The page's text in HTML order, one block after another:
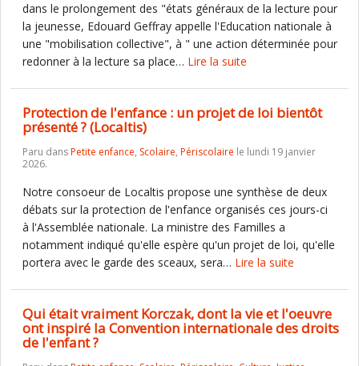
dans le prolongement des "états généraux de la lecture pour
la jeunesse, Edouard Geffray appelle l'Education nationale à
une "mobilisation collective", à " une action déterminée pour
redonner à la lecture sa place… Lire la suite
Protection de l'enfance : un projet de loi bientôt
présenté ? (Localtis)
Paru dansPetite enfance, Scolaire, Périscolaire le lundi 19 janvier
2026.
Notre consoeur de Localtis propose une synthèse de deux
débats sur la protection de l'enfance organisés ces jours-ci
à l'Assemblée nationale. La ministre des Familles a
notamment indiqué qu'elle espère qu'un projet de loi, qu'elle
portera avec le garde des sceaux, sera… Lire la suite
Qui était vraiment Korczak, dont la vie et l'oeuvre
ont inspiré la Convention internationale des droits
de l'enfant ?